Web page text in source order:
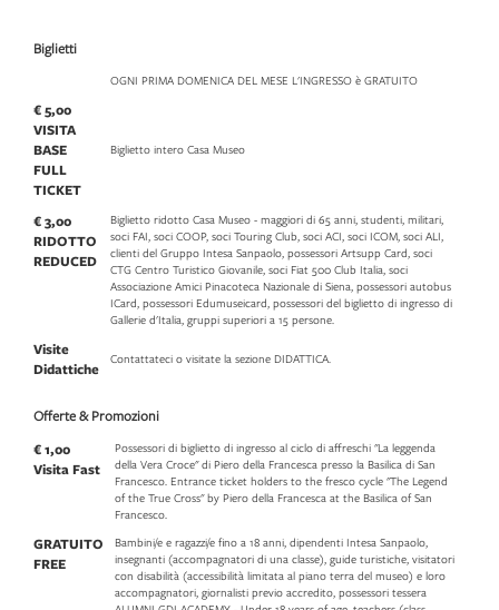
Biglietti
OGNI PRIMA DOMENICA DEL MESE L'INGRESSO è GRATUITO
€ 5,00
VISITA
BASE
FULL
TICKET
Biglietto intero Casa Museo
€ 3,00
RIDOTTO
REDUCED
Biglietto ridotto Casa Museo - maggiori di 65 anni, studenti, militari,
soci FAI, soci COOP, soci Touring Club, soci ACI, soci ICOM, soci ALI,
clienti del Gruppo Intesa Sanpaolo, possessori Artsupp Card, soci
CTG Centro Turistico Giovanile, soci Fiat 500 Club Italia, soci
Associazione Amici Pinacoteca Nazionale di Siena, possessori autobus
ICard, possessori Edumuseicard, possessori del biglietto di ingresso di
Gallerie d'Italia, gruppi superiori a 15 persone.
Visite
Didattiche
Contattateci o visitate la sezione DIDATTICA.
Offerte & Promozioni
€ 1,00
Visita Fast
Possessori di biglietto di ingresso al ciclo di affreschi "La leggenda
della Vera Croce" di Piero della Francesca presso la Basilica di San
Francesco. Entrance ticket holders to the fresco cycle "The Legend
of the True Cross" by Piero della Francesca at the Basilica of San
Francesco.
GRATUITO
FREE
Bambini/e e ragazzi/e fino a 18 anni, dipendenti Intesa Sanpaolo,
insegnanti (accompagnatori di una classe), guide turistiche, visitatori
con disabilità (accessibilità limitata al piano terra del museo) e loro
accompagnatori, giornalisti previo accredito, possessori tessera